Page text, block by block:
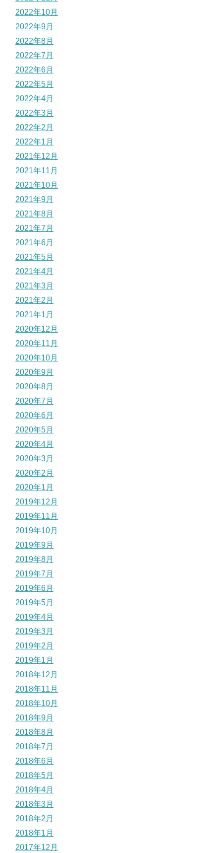
2022年10月
2022年9月
2022年8月
2022年7月
2022年6月
2022年5月
2022年4月
2022年3月
2022年2月
2022年1月
2021年12月
2021年11月
2021年10月
2021年9月
2021年8月
2021年7月
2021年6月
2021年5月
2021年4月
2021年3月
2021年2月
2021年1月
2020年12月
2020年11月
2020年10月
2020年9月
2020年8月
2020年7月
2020年6月
2020年5月
2020年4月
2020年3月
2020年2月
2020年1月
2019年12月
2019年11月
2019年10月
2019年9月
2019年8月
2019年7月
2019年6月
2019年5月
2019年4月
2019年3月
2019年2月
2019年1月
2018年12月
2018年11月
2018年10月
2018年9月
2018年8月
2018年7月
2018年6月
2018年5月
2018年4月
2018年3月
2018年2月
2018年1月
2017年12月